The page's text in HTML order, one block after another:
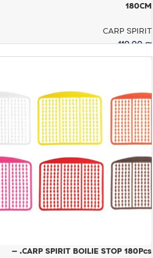
180CM
CARP SPIRIT
110.00₪
CARP SPIRIT BOILIE STOP 180Pcs. –